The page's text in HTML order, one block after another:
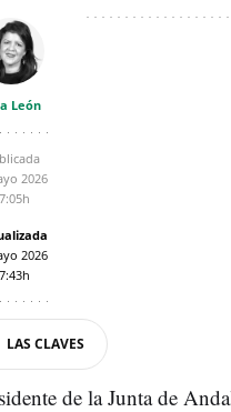
León
2026
2026
LAS CLAVES
de la Junta de